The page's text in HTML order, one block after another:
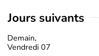
jours suivants
Demain,
Vendredi 07